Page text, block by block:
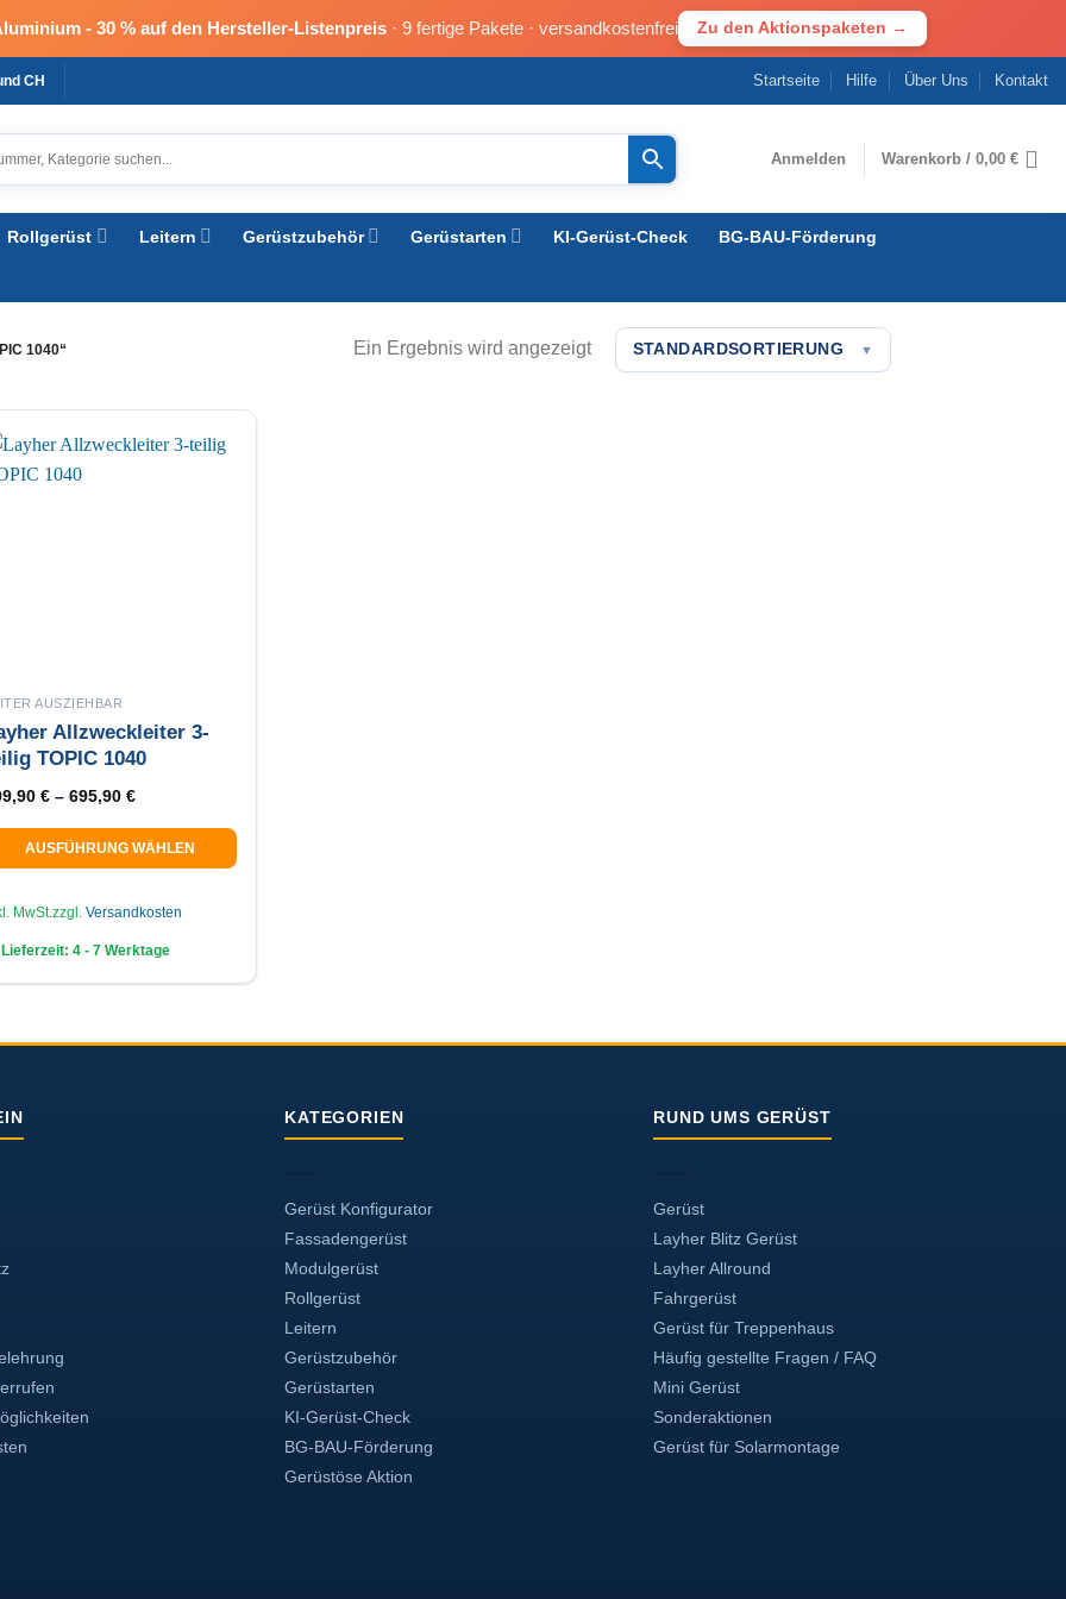
- 30 % auf den Hersteller-Listenpreis· 9 fertige Pakete · versandkostenfrei Zu den Aktionspaketen →
CH Startseite Hilfe Über Uns Kontakt
Anmelden Warenkorb / 0,00 €
Rollgerüst Leitern Gerüstzubehör Gerüstarten KI-Gerüst-Check BG-BAU-Förderung
1040“ Ein Ergebnis wird angezeigt STANDARDSORTIERUNG ▼
AUSZIEHBAR
Allzweckleiter 3-
TOPIC 1040
€– 695,90 €
AUSFÜHRUNG WÄHLEN
MwSt.zzgl. Versandkosten
Lieferzeit: 4 - 7 Werktage
KATEGORIEN
Gerüst Konfigurator
Fassadengerüst
Modulgerüst
Rollgerüst
Leitern
Gerüstzubehör
Gerüstarten
KI-Gerüst-Check
BG-BAU-Förderung
Gerüstöse Aktion
RUND UMS GERÜST
Gerüst
Layher Blitz Gerüst
Layher Allround
Fahrgerüst
Gerüst für Treppenhaus
Häufig gestellte Fragen / FAQ
Mini Gerüst
Sonderaktionen
Gerüst für Solarmontage